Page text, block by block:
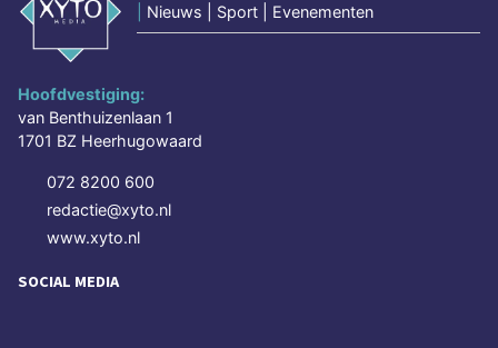
Nieuws | Sport | Evenementen
Hoofdvestiging:
van Benthuizenlaan 1
1701 BZ Heerhugowaard
072 8200 600
redactie@xyto.nl
www.xyto.nl
SOCIAL MEDIA